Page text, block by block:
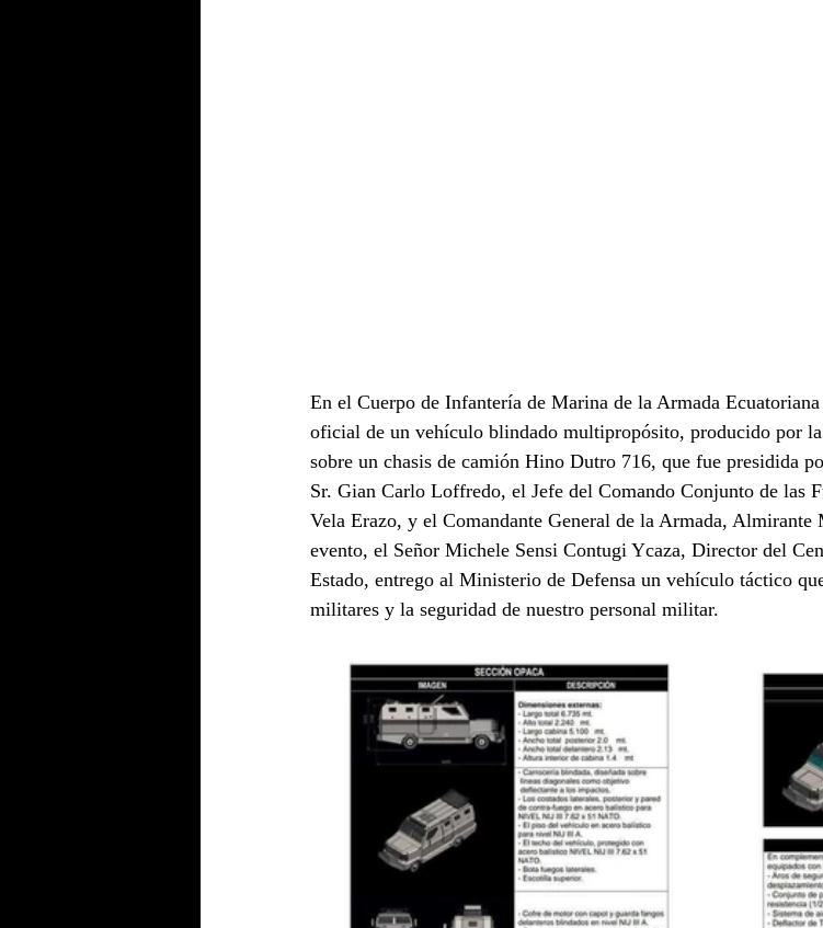
En el Cuerpo de Infantería de Marina de la Armada
oficial de un vehículo blindado multipropósito, producido por
sobre un chasis de camión Hino Dutro 716, que fue presidida
Sr. Gian Carlo Loffredo, el Jefe del Comando Conjunto de las
Vela Erazo, y el Comandante General de la Armada, Almirante
evento, el Señor Michele Sensi Contugi Ycaza, Director del
Estado, entrego al Ministerio de Defensa un vehículo táctico
militares y la seguridad de nuestro personal militar.